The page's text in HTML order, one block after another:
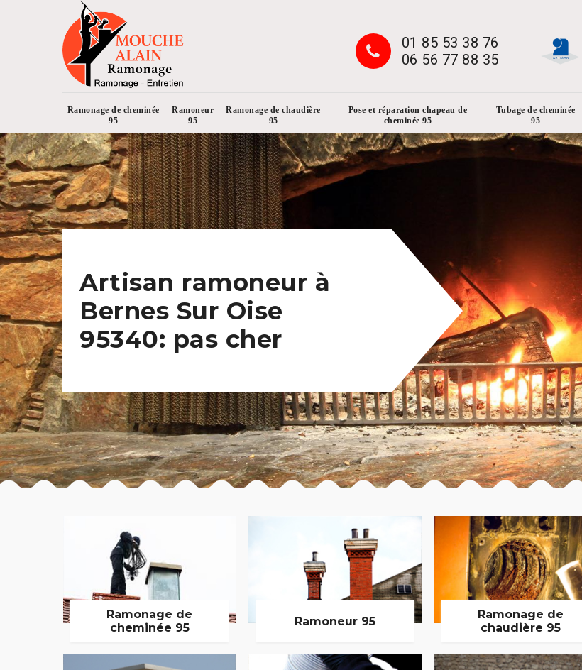
01 85 53 38 76
06 56 77 88 35
Ramonage de cheminée
95
Ramoneur
95
Ramonage de chaudière
95
Pose et réparation chapeau de
cheminée 95
Tubage de cheminée
95
Artisan ramoneur à
Bernes Sur Oise
95340: pas cher
Ramonage de
cheminée 95
Ramoneur 95
Ramonage de
chaudière 95